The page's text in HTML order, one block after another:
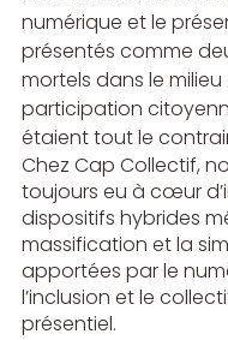
numérique et le
présentés comme
mortels dans le milieu
participation
étaient tout le
Chez Cap Collectif,
toujours eu à cœur
dispositifs hybrides
massification et la
apportées par le
l’inclusion et le
présentiel.